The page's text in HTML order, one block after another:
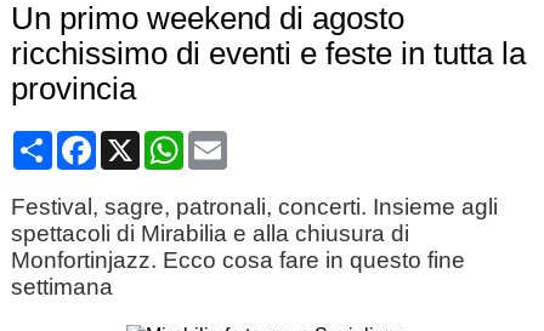
Un primo weekend di agosto
ricchissimo di eventi e feste in tutta la
provincia
CondividiFacebook
X WhatsApp
Email
Festival, sagre, patronali, concerti. Insieme agli
spettacoli di Mirabilia e alla chiusura di
Monfortinjazz. Ecco cosa fare in questo fine
settimana